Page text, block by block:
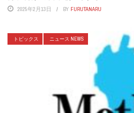
2025年2月13日 BY FURUTANARU
トピックス ニュース NEWS